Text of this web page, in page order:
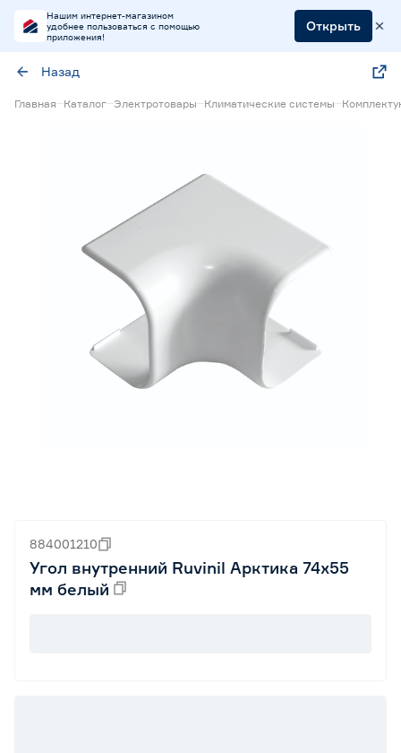
Нашим интернет-магазином
удобнее пользоваться с помощью
приложения!
Открыть
Назад
Главная Каталог Электротовары Климатические системы
884001210
Угол внутренний Ruvinil Арктика 74х55
мм белый